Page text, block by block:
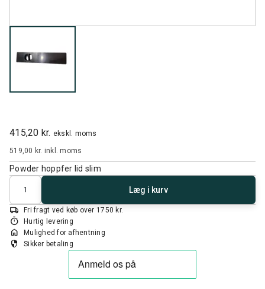
415,20 kr. ekskl. moms
519,00 kr. inkl. moms
Powder hoppfer lid slim
Antal
Læg i kurv
local_shipping Fri fragt ved køb over 1750 kr.
timer Hurtig levering
home Mulighed for afhentning
security Sikker betaling